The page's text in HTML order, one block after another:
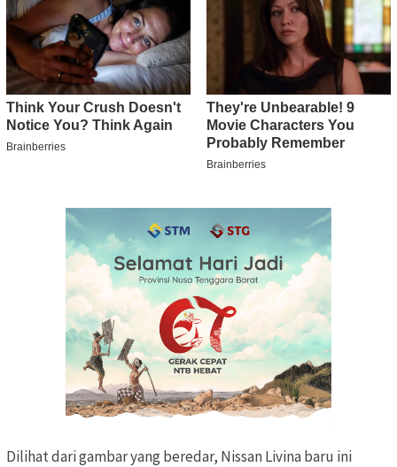
Dilihat dari gambar yang beredar, Nissan Livina baru ini